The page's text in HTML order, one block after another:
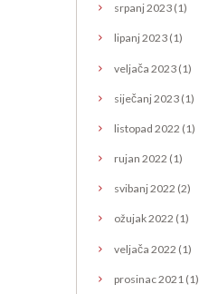
srpanj2023(1)
lipanj2023(1)
veljača 2023(1)
siječanj2023(1)
listopad 2022 (1)
rujan 2022 (1)
svibanj2022 (2)
ožujak2022 (1)
veljača 2022 (1)
prosinac2021 (1)